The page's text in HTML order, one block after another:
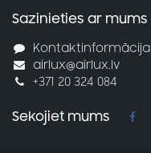
Sazinieties ar mums
Kontaktinformācija
airlux@airlux.lv
+371 20 324 084
Sekojiet mums